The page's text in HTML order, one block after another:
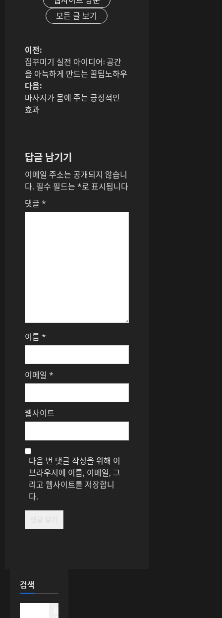
모든 글 보기
게
시
물
내
게
이
션
이전:
집꾸미기 실전 아이디어: 공간
을 아늑하게 만드는 꿀팁노하우
다음:
마사지가 몸에 주는 긍정적인
효과
답글 남기기
이메일 주소는 공개되지 않습니
다. 필수 필드는 *로 표시됩니다
댓글 *
이름 *
이메일 *
웹사이트
다음 번 댓글 작성을 위해 이
브라우저에 이름, 이메일, 그
리고 웹사이트를 저장합니
다.
검색